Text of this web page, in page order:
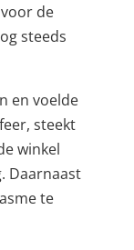
de
steeds
en voelde
steekt
winkel
Daarnaast
te